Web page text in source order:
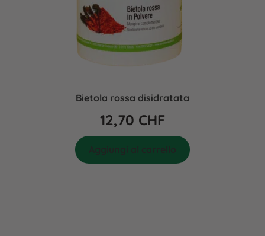
Bietola rossa disidratata
12,70 CHF